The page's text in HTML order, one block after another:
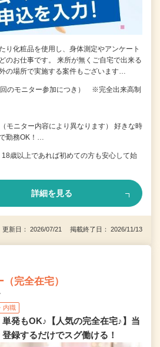
り化粧品を使用し、身体測定やアンケート
のお仕事です。 来所が無くご自宅で出来る
の場所で実施する案件もございます…
のモニター参加につき） ※完全出来高制
モニター内容により異なります） 好きな時
勤務OK！…
歳以上であれば初めての方も安心して始
詳細を見る
更新日： 2026/07/21 掲載終了日： 2026/11/13
完全在宅）
内職
発もOK♪【人気の完全在宅♪】当
録するだけでスグ働ける！